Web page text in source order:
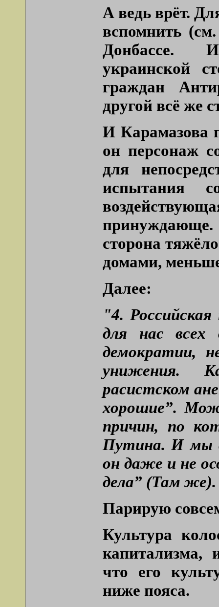
А ведь врёт.
вспомнить
Донбассе.
украинской
граждан
другой всё же
И Карамазова
он персонаж
для
испытания
принуждающе.
сторона
домами,
Далее:
"4.
для нас
демократии,
унижения.
расистском
хорошие”.
причин, по
Путина. И мы
он даже и не
дела” (Там же).
Парирую
Культура
капитализма,
что его
ниже пояса.